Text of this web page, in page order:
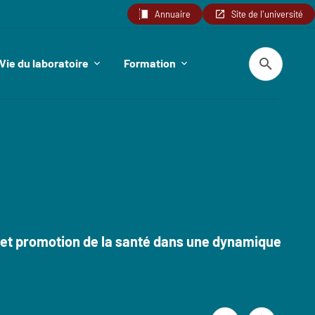
Annuaire Site de l'université
Vie du laboratoire Formation
Recherche
promotion de la santé dans une dynamique